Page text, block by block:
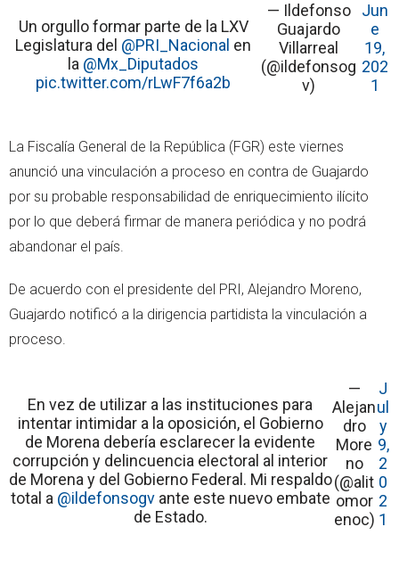
Un orgullo formar parte de la LXV
Legislatura del @PRI_Nacional en
la @Mx_Diputados
pic.twitter.com/rLwF7f6a2b
— Ildefonso
Guajardo
Villarreal
(@ildefonsog
v)
Jun
e
19,
202
1
La Fiscalía General de la República (FGR) este viernes
anunció una vinculación a proceso en contra de Guajardo
por su probable responsabilidad de enriquecimiento ilícito
por lo que deberá firmar de manera periódica y no podrá
abandonar el país.
De acuerdo con el presidente del PRI, Alejandro Moreno,
Guajardo notificó a la dirigencia partidista la vinculación a
proceso.
En vez de utilizar a las instituciones para
intentar intimidar a la oposición, el Gobierno
de Morena debería esclarecer la evidente
corrupción y delincuencia electoral al interior
de Morena y del Gobierno Federal. Mi respaldo
total a @ildefonsogvante este nuevo embate
de Estado.
—
Alejan
dro
More
no
(@alit
omor
enoc)
J
ul
y
9,
2
0
2
1